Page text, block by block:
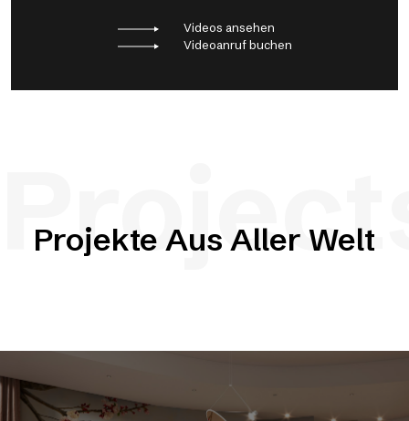
Videos ansehen
Videoanruf buchen
Projekte Aus Aller Welt